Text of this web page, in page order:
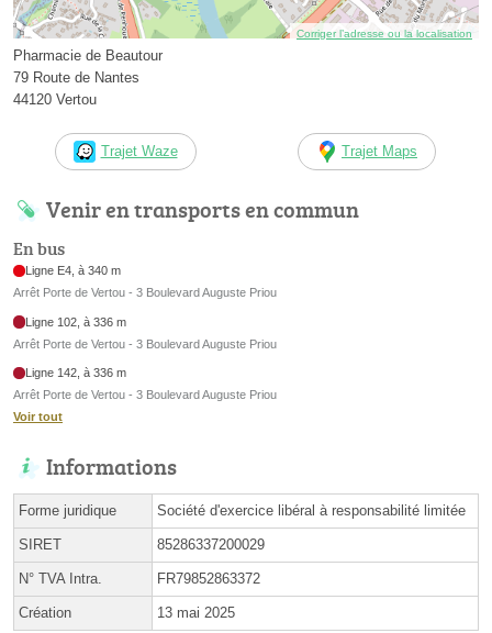
Corriger l’adresse ou la localisation
Pharmacie de Beautour
79 Route de Nantes
44120 Vertou
Trajet Waze Trajet Maps
Venir en transports en commun
En bus
Ligne E4, à 340 m
Arrêt Porte de Vertou - 3 Boulevard Auguste Priou
Ligne 102, à 336 m
Arrêt Porte de Vertou - 3 Boulevard Auguste Priou
Ligne 142, à 336 m
Arrêt Porte de Vertou - 3 Boulevard Auguste Priou
Voir tout
Informations
Forme juridique Société d'exercice libéral à responsabilité limitée
SIRET 85286337200029
N° TVA Intra. FR79852863372
Création 13 mai 2025